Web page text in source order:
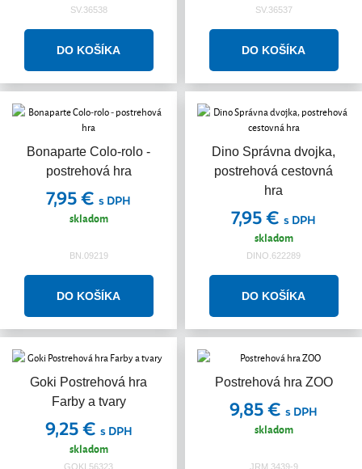
SV.36538 SV.36537
Bonaparte Colo-rolo -
postrehová hra
7,95 € s DPH
skladom
BN.09219
Dino Správna dvojka,
postrehová cestovná
hra
7,95 € s DPH
skladom
DINO.622289
Goki Postrehová hra
Farby a tvary
9,25 € s DPH
skladom
GOKI.56323
Postrehová hra ZOO
9,85 € s DPH
skladom
JRM.3439-9